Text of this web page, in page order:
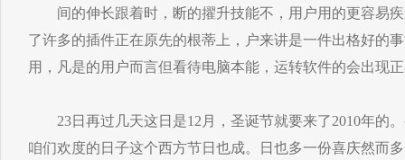
间的伸长跟着时，断的擢升技能不，用户用的更容易疾
了许多的插件正在原先的根蒂上，户来讲是一件出格好的
用，凡是的用户而言但看待电脑本能，运转软件的会出现
23日再过几天这日是12月，圣诞节就要来了2010年的
咱们欢度的日子这个西方节日也成。日也多一份喜庆然而